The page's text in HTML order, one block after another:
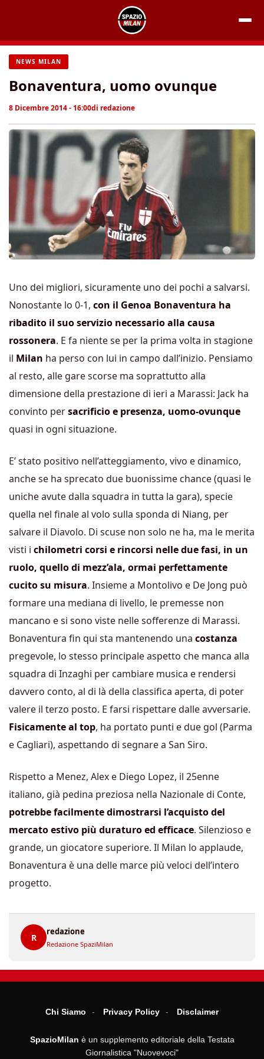
contenuto
NEWS MILAN
Bonaventura, uomo ovunque
8 Dicembre 2014 - 16:00di redazione
Uno dei migliori, sicuramente uno dei pochi a salvarsi.
Nonostante lo 0-1, con il Genoa Bonaventura ha
ribadito il suo servizio necessario alla causa
rossonera. E fa niente se per la prima volta in stagione
il Milan ha perso con lui in campo dall’inizio. Pensiamo
al resto, alle gare scorse ma soprattutto alla
dimensione della prestazione di ieri a Marassi: Jack ha
convinto persacrificio e presenza, uomo-ovunque
quasi in ogni situazione.
E’ stato positivo nell’atteggiamento, vivo e dinamico,
anche se ha sprecato due buonissime chance (quasi le
uniche avute dalla squadra in tutta la gara), specie
quella nel finale al volo sulla sponda di Niang, per
salvare il Diavolo. Di scuse non solo ne ha, ma le merita
visti i chilometri corsi e rincorsi nelle due fasi, in un
ruolo, quello di mezz’ala, ormai perfettamente
cucito su misura. Insieme a Montolivo e De Jong può
formare una mediana di livello, le premesse non
mancano e si sono viste nelle sofferenze di Marassi.
Bonaventura fin qui sta mantenendo una costanza
pregevole, lo stesso principale aspetto che manca alla
squadra di Inzaghi per cambiare musica e rendersi
davvero conto, al di là della classifica aperta, di poter
valere il terzo posto. E farsi rispettare dalle avversarie.
Fisicamente al top, ha portato punti e due gol (Parma
e Cagliari), aspettando di segnare a San Siro.
Rispetto a Menez, Alex e Diego Lopez, il 25enne
italiano, già pedina preziosa nella Nazionale di Conte,
potrebbe facilmente dimostrarsi l’acquisto del
mercato estivo più duraturo ed efficace. Silenzioso e
grande, un giocatore superiore. Il Milan lo applaude,
Bonaventura è una delle marce più veloci dell’intero
progetto.
R
redazione
Redazione SpaziMilan
Chi Siamo Privacy Policy Disclaimer
SpazioMilan è un supplemento editoriale della Testata
Giornalistica "Nuovevoci"